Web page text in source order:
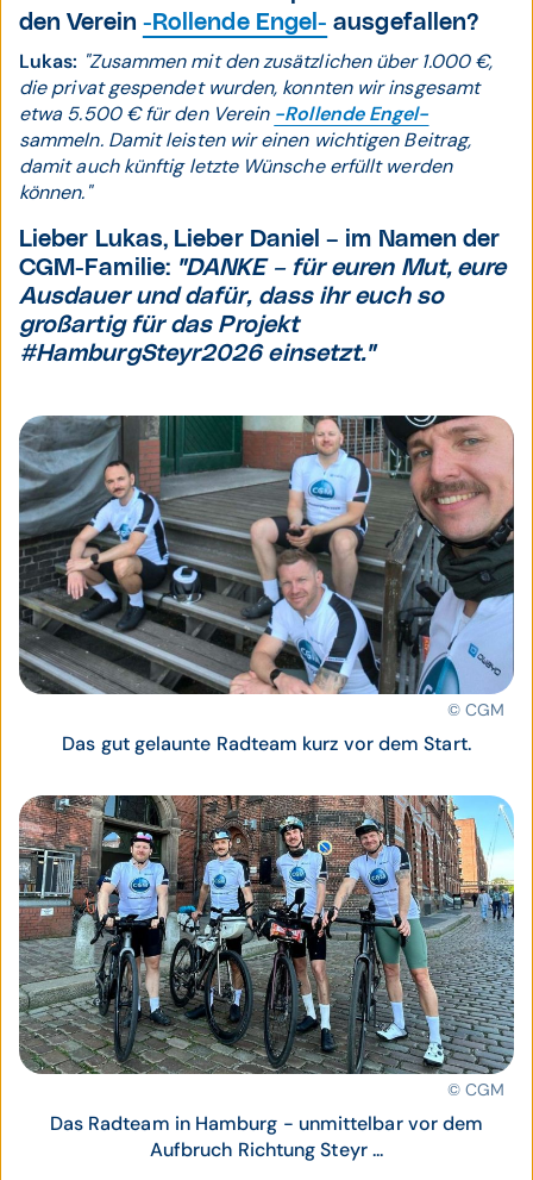
den Verein -Rollende Engel- ausgefallen?
Lukas: "Zusammen mit den zusätzlichen über 1.000 €,
die privat gespendet wurden, konnten wir insgesamt
etwa 5.500 € für den Verein -Rollende Engel-
sammeln. Damit leisten wir einen wichtigen Beitrag,
damit auch künftig letzte Wünsche erfüllt werden
können."
Lieber Lukas, Lieber Daniel – im Namen der
CGM-Familie: "DANKE – für euren Mut, eure
Ausdauer und dafür, dass ihr euch so
großartig für das Projekt
#HamburgSteyr2026 einsetzt."
© CGM
Das gut gelaunte Radteam kurz vor dem Start.
© CGM
Das Radteam in Hamburg - unmittelbar vor dem
Aufbruch Richtung Steyr ...